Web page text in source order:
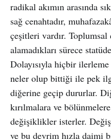
radikal akımın arasında
sağ cenahtadır,
çeşitleri vardır. Toplumsal
alamadıkları sürece
Dolayısıyla hiçbir
neler olup bittiği ile pek
diğerine geçip dururlar.
kırılmalara ve
değişiklikler isterler.
ve bu devrim hızla daimi